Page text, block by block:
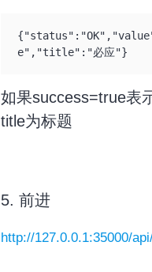
e","title":"必应"}
如果success=true表
title为标题
5. 前进
http://127.0.0.1:35000/